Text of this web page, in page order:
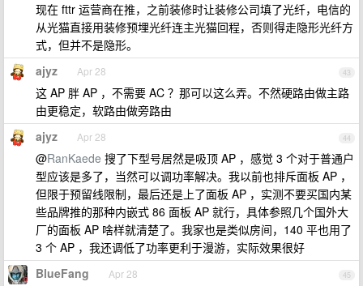
现在 fttr 运营商在推，之前装修时让装修公司填了光纤，电信的
从光猫直接用装修预埋光纤连主光猫回程，否则得走隐形光纤方
式，但并不是隐形。
43
ajyz Apr 28
这 AP 胖 AP ，不需要 AC ？那可以这么弄。不然硬路由做主路
由更稳定，软路由做旁路由
44
ajyz Apr 28
@RanKaede 搜了下型号居然是吸顶 AP ，感觉 3 个对于普通户
型应该是多了，当然可以调功率解决。我以前也排斥面板 AP ，
但限于预留线限制，最后还是上了面板 AP ，实测不要买国内某
些品牌推的那种内嵌式 86 面板 AP 就行，具体参照几个国外大
厂的面板 AP 啥样就清楚了。我家也是类似房间，140 平也用了
3 个 AP ，我还调低了功率更利于漫游，实际效果很好
45
BlueFang Apr 28